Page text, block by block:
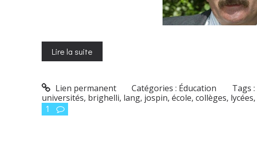
Lire la suite
Lien permanent Catégories : Éducation Tags :
universités, brighelli, lang, jospin, école, collèges, lycées,
1